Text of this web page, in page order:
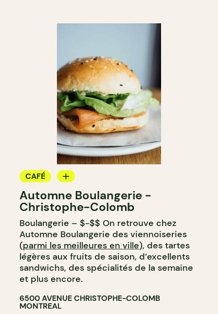
CAFÉ
BOULANGERIE
Automne Boulangerie -
Christophe-Colomb
Boulangerie – $-$$ On retrouve chez
Automne Boulangerie des viennoiseries
(parmi les meilleures en ville), des tartes
légères aux fruits de saison, d’excellents
sandwichs, des spécialités de la semaine
et plus encore.
6500 AVENUE CHRISTOPHE-COLOMB
MONTREAL